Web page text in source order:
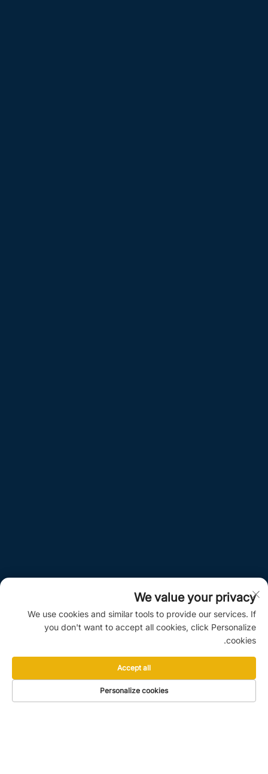
We value your privacy
We use cookies and similar tools to provide our services. If
you don't want to accept all cookies, click Personalize
cookies.
Personalize cookies
Accept all